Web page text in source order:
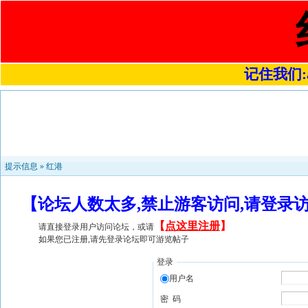
记住我们
提示信息 » 红港
【论坛人数太多,禁止游客访问,请登
请直接登录用户访问论坛，或请 【 点这里注册】
如果您已注册,请先登录论坛即可游览帖子
登录
用户名
密 码